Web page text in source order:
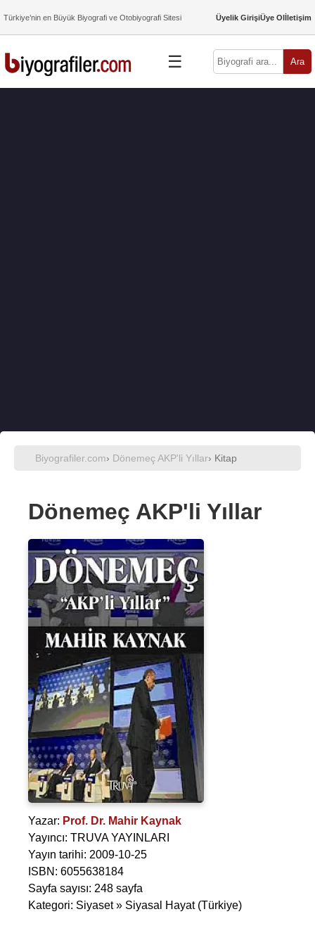
Türkiye’nin en Büyük Biyografi ve Otobiyografi Sitesi Üyelik GirişiÜye Olİletişim
☰ Ara
Biyografiler.com› Dönemeç AKP'li Yıllar› Kitap
Dönemeç AKP'li Yıllar
Yazar: Prof. Dr. Mahir Kaynak
Yayıncı: TRUVA YAYINLARI
Yayın tarihi: 2009-10-25
ISBN: 6055638184
Sayfa sayısı: 248 sayfa
Kategori: Siyaset » Siyasal Hayat (Türkiye)